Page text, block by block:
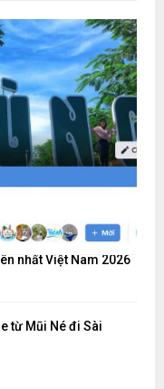
nhất Việt Nam 2026
từ Mũi Né đi Sài